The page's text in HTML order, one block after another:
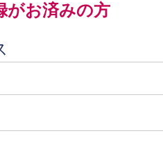
がお済みの方